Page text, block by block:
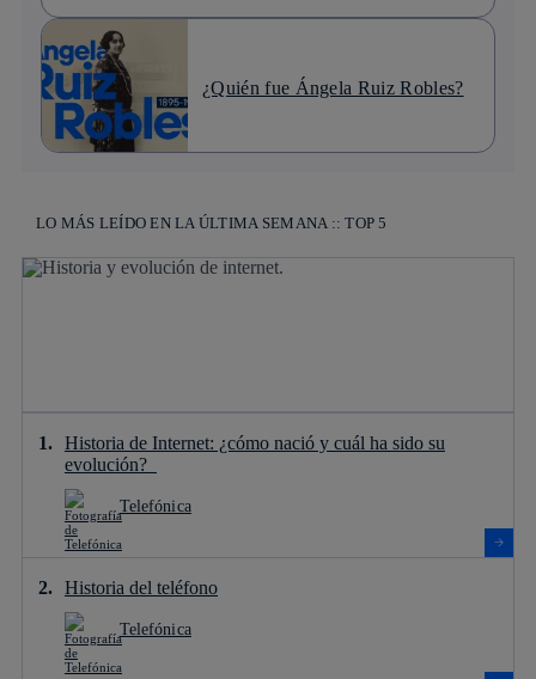
¿Quién fue Ángela Ruiz Robles?
LO MÁS LEÍDO EN LA ÚLTIMA SEMANA :: TOP 5
Historia de Internet: ¿cómo nació y cuál ha sido su
evolución?
Telefónica
Historia del teléfono
Telefónica